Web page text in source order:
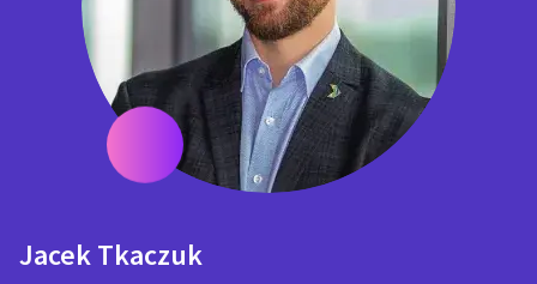
Jacek Tkaczuk